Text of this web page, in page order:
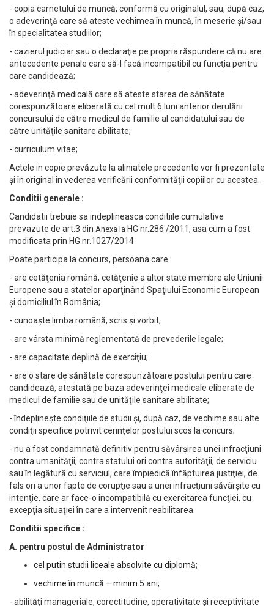
- copia carnetului de muncă, conformă cu originalul, sau, după caz,
o adeverinţă care să ateste vechimea în muncă, în meserie şi/sau
în specialitatea studiilor;
- cazierul judiciar sau o declaraţie pe propria răspundere că nu are
antecedente penale care să-l facă incompatibil cu funcţia pentru
care candidează;
- adeverinţă medicală care să ateste starea de sănătate
corespunzătoare eliberată cu cel mult 6 luni anterior derulării
concursului de către medicul de familie al candidatului sau de
către unităţile sanitare abilitate;
- curriculum vitae;
Actele in copie prevăzute la aliniatele precedente vor fi prezentate
şi în original în vederea verificării conformităţii copiilor cu acestea..
Conditii generale :
Candidatii trebuie sa indeplineasca conditiile cumulative
prevazute de art.3 din Anexa la HG nr.286 /2011, asa cum a fost
modificata prin HG nr.1027/2014
Poate participa la concurs, persoana care :
- are cetăţenia română, cetăţenie a altor state membre ale Uniunii
Europene sau a statelor aparţinând Spaţiului Economic European
şi domiciliul în România;
- cunoaşte limba română, scris şi vorbit;
- are vârsta minimă reglementată de prevederile legale;
- are capacitate deplină de exerciţiu;
- are o stare de sănătate corespunzătoare postului pentru care
candidează, atestată pe baza adeverinţei medicale eliberate de
medicul de familie sau de unităţile sanitare abilitate;
- îndeplineşte condiţiile de studii şi, după caz, de vechime sau alte
condiţii specifice potrivit cerinţelor postului scos la concurs;
- nu a fost condamnată definitiv pentru săvârşirea unei infracţiuni
contra umanităţii, contra statului ori contra autorităţii, de serviciu
sau în legătură cu serviciul, care împiedică înfăptuirea justiţiei, de
fals ori a unor fapte de corupţie sau a unei infracţiuni săvârşite cu
intenţie, care ar face-o incompatibilă cu exercitarea funcţiei, cu
excepţia situaţiei în care a intervenit reabilitarea.
Conditii specifice :
A. pentru postul de Administrator
cel putin studii liceale absolvite cu diplomă;
vechime în muncă – minim 5 ani;
- abilităţi manageriale, corectitudine, operativitate şi receptivitate